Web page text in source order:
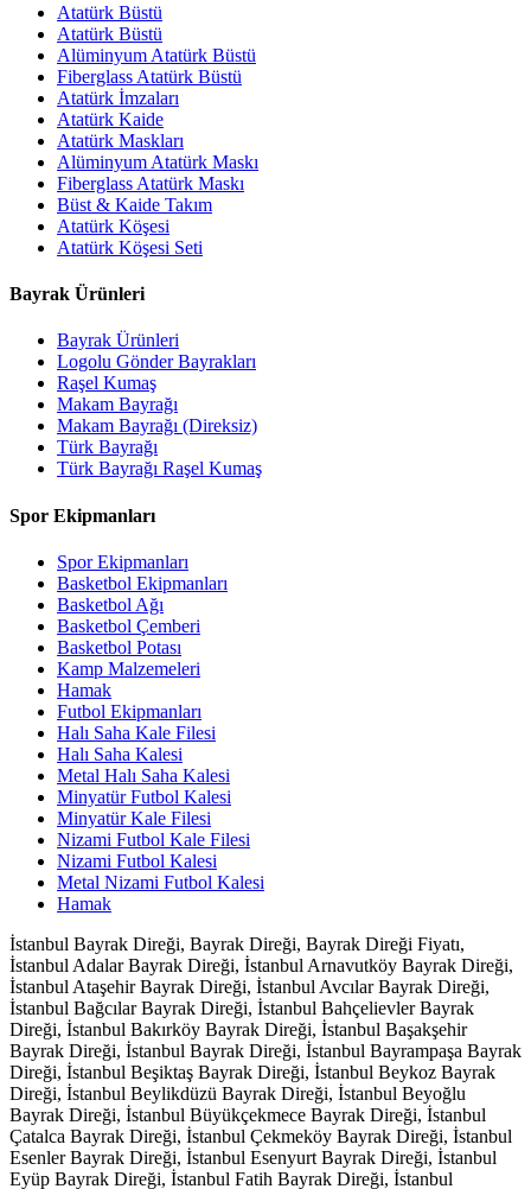
Atatürk Büstü
Atatürk Büstü
Alüminyum Atatürk Büstü
Fiberglass Atatürk Büstü
Atatürk İmzaları
Atatürk Kaide
Atatürk Maskları
Alüminyum Atatürk Maskı
Fiberglass Atatürk Maskı
Büst & Kaide Takım
Atatürk Köşesi
Atatürk Köşesi Seti
Bayrak Ürünleri
Bayrak Ürünleri
Logolu Gönder Bayrakları
Raşel Kumaş
Makam Bayrağı
Makam Bayrağı (Direksiz)
Türk Bayrağı
Türk Bayrağı Raşel Kumaş
Spor Ekipmanları
Spor Ekipmanları
Basketbol Ekipmanları
Basketbol Ağı
Basketbol Çemberi
Basketbol Potası
Kamp Malzemeleri
Hamak
Futbol Ekipmanları
Halı Saha Kale Filesi
Halı Saha Kalesi
Metal Halı Saha Kalesi
Minyatür Futbol Kalesi
Minyatür Kale Filesi
Nizami Futbol Kale Filesi
Nizami Futbol Kalesi
Metal Nizami Futbol Kalesi
Hamak
İstanbul Bayrak Direği, Bayrak Direği, Bayrak Direği Fiyatı,
İstanbul Adalar Bayrak Direği, İstanbul Arnavutköy Bayrak Direği,
İstanbul Ataşehir Bayrak Direği, İstanbul Avcılar Bayrak Direği,
İstanbul Bağcılar Bayrak Direği, İstanbul Bahçelievler Bayrak
Direği, İstanbul Bakırköy Bayrak Direği, İstanbul Başakşehir
Bayrak Direği, İstanbul Bayrak Direği, İstanbul Bayrampaşa Bayrak
Direği, İstanbul Beşiktaş Bayrak Direği, İstanbul Beykoz Bayrak
Direği, İstanbul Beylikdüzü Bayrak Direği, İstanbul Beyoğlu
Bayrak Direği, İstanbul Büyükçekmece Bayrak Direği, İstanbul
Çatalca Bayrak Direği, İstanbul Çekmeköy Bayrak Direği, İstanbul
Esenler Bayrak Direği, İstanbul Esenyurt Bayrak Direği, İstanbul
Eyüp Bayrak Direği, İstanbul Fatih Bayrak Direği, İstanbul